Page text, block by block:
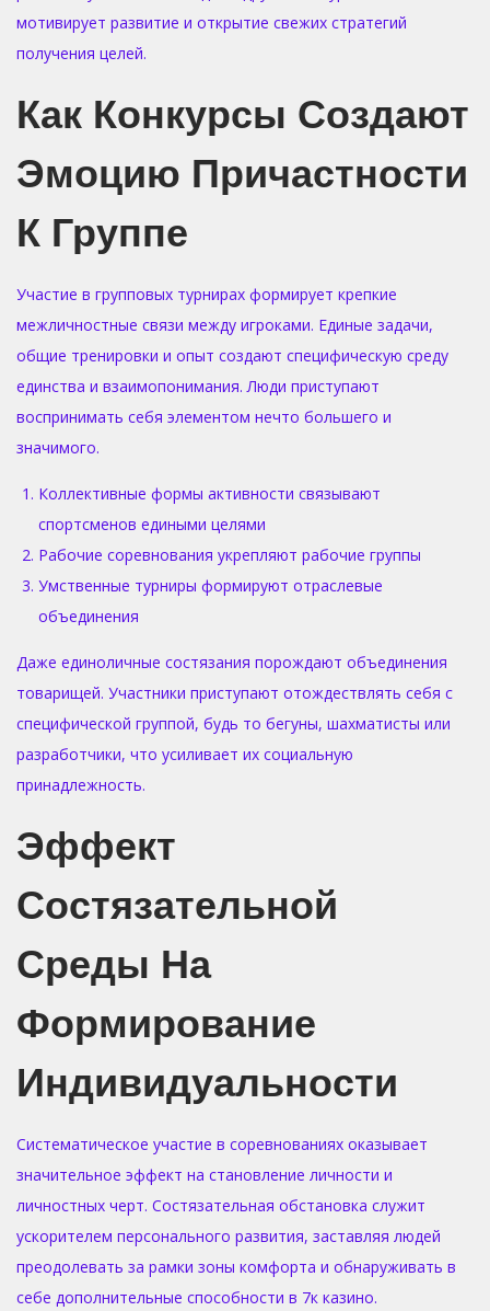
мотивирует развитие и открытие свежих стратегий
получения целей.
Как Конкурсы Создают
Эмоцию Причастности
К Группе
Участие в групповых турнирах формирует крепкие
межличностные связи между игроками. Единые задачи,
общие тренировки и опыт создают специфическую среду
единства и взаимопонимания. Люди приступают
воспринимать себя элементом нечто большего и
значимого.
Коллективные формы активности связывают
спортсменов едиными целями
Рабочие соревнования укрепляют рабочие группы
Умственные турниры формируют отраслевые
объединения
Даже единоличные состязания порождают объединения
товарищей. Участники приступают отождествлять себя с
специфической группой, будь то бегуны, шахматисты или
разработчики, что усиливает их социальную
принадлежность.
Эффект
Состязательной
Среды На
Формирование
Индивидуальности
Систематическое участие в соревнованиях оказывает
значительное эффект на становление личности и
личностных черт. Состязательная обстановка служит
ускорителем персонального развития, заставляя людей
преодолевать за рамки зоны комфорта и обнаруживать в
себе дополнительные способности в 7к казино.